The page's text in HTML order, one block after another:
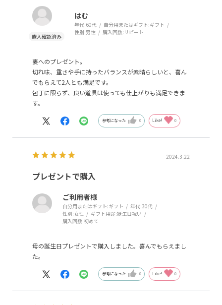
はむ
年代:60代 自分用またはギフト:ギフト
性別:男性 購入回数: リピート
妻へのプレゼント。
切れ味、重さや手に持ったバランスが素晴らしいと、喜ん
でもらえて2人とも満足です。
包丁に限らず、良い道具は使っても仕上がりも満足できま
す。
参考になった 0 Like! 0
2024.3.22
プレゼントで購入
ご利用者様
自分用またはギフト:ギフト 年代:30代
性別:女性 ギフト用途:誕生日祝い
購入回数:初めて
母の誕生日プレゼントで購入しました。喜んでもらえまし
た。
参考になった 0 Like! 0